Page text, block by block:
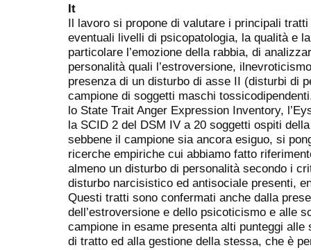
It
Il lavoro si propone di valutare i principali
eventuali livelli di psicopatologia, la qualità e
particolare l’emozione della rabbia, di
personalità quali l’estroversione,
presenza di un disturbo di asse II (disturbi di
campione di soggetti maschi
lo State Trait Anger Expression Inventory,
la SCID 2 del DSM IV a 20 soggetti ospiti
sebbene il campione sia ancora esiguo, si
ricerche empiriche cui abbiamo fatto
almeno un disturbo di personalità secondo i
disturbo narcisistico ed antisociale presenti,
Questi tratti sono confermati anche dalla
dell’estroversione e dello psicoticismo e alle
campione in esame presenta alti punteggi
di tratto ed alla gestione della stessa, che è